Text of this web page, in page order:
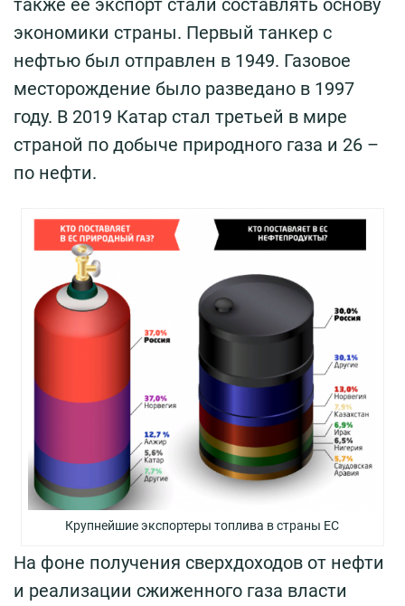
также ее экспорт стали составлять основу
экономики страны. Первый танкер с
нефтью был отправлен в 1949. Газовое
месторождение было разведано в 1997
году. В 2019 Катар стал третьей в мире
страной по добыче природного газа и 26 –
по нефти.
Крупнейшие экспортеры топлива в страны ЕС
На фоне получения сверхдоходов от нефти
и реализации сжиженного газа власти